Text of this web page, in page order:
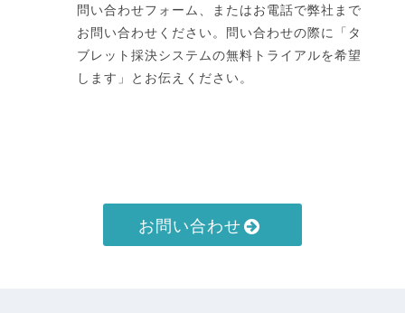
問い合わせフォーム、またはお電話で弊社まで
お問い合わせください。問い合わせの際に「タ
ブレット採決システムの無料トライアルを希望
します」とお伝えください。
お問い合わせ